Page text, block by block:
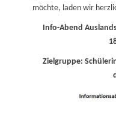
möchte, laden wir
Info-Abend
Zielgruppe: